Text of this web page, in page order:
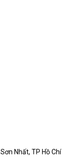
Nhất, TP Hồ Chí